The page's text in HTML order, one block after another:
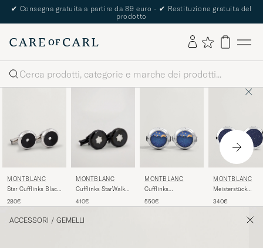
✔ Consegna gratuita a partire da 89 euro - ✔ Restituzione gratuita del
prodotto
Cerca
MONTBLANC
Star Cufflinks Black
280€
MONTBLANC
Cufflinks StarWalker
410€
MONTBLANC
Cufflinks
Movement
550€
MONTBLANC
Meisterstück
Goldstone
340€
ACCESSORI / GEMELLI